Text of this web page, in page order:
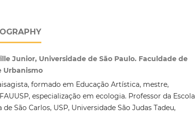
Junior, Universidade de São Paulo. Faculdade de
Urbanismo
formado em Educação Artística, mestre,
especialização em ecologia. Professor da Escola
São Carlos, USP, Universidade São Judas Tadeu,